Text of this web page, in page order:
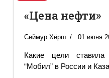
«Цена нефти»
Сеймур Хёрш 01 июня
Какие цели
“Мобил” в России и